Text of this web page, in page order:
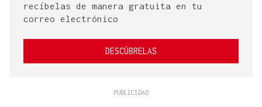
recíbelas de manera gratuita en tu
correo electrónico
DESCÚBRELAS